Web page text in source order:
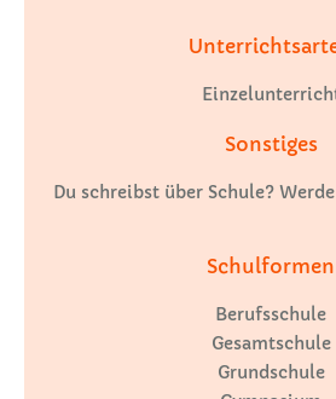
Sonstiges
Du schreibst über Schule?
Schulformen
Berufsschule
Gesamtschule
Grundschule